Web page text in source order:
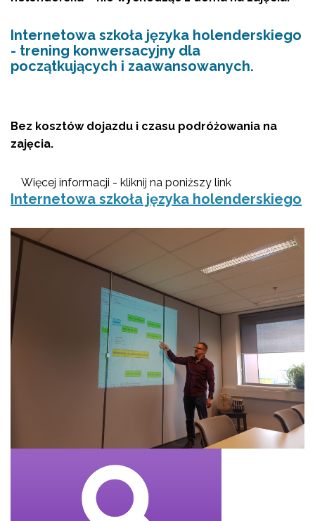
Internetowa szkoła języka holenderskiego
- trening konwersacyjny dla
początkujących i zaawansowanych.
Bez kosztów dojazdu i czasu podróżowania na
zajęcia.
Więcej informacji - kliknij na poniższy link
Internetowa szkoła języka holenderskiego